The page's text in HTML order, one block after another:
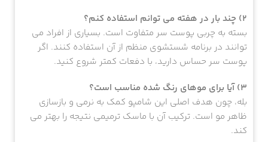
2) چند بار در هفته می توانم استفاده کنم؟
بسته به چربی پوست سر متفاوت است. بسیاری از افراد می
توانند در برنامه شستشوی منظم از آن استفاده کنند. اگر
پوست سر حساس دارید، با دفعات کمتر شروع کنید.
3) آیا برای موهای رنگ شده مناسب است؟
بله، چون هدف اصلی این شامپو کمک به نرمی و بازسازی
ظاهر مو است. ترکیب آن با ماسک ترمیمی نتیجه را بهتر می
کند.